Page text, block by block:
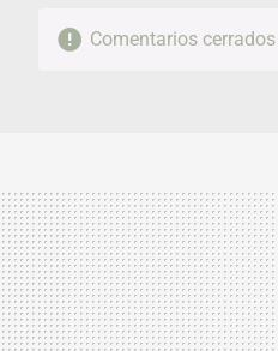
Comentarios cerrados